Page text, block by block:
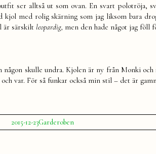
ser alltså ut som ovan. En svart polotröja,
kjol med rolig skärning som jag liksom bara
är särskilt leopardig,men den hade något jag föll
någon skulle undra. Kjolen är ny från Monki
var. För så funkar också min stil – det är
Publicerat
av
Julia
2015-12-23Publicerat
i
Garderoben
inspiration,